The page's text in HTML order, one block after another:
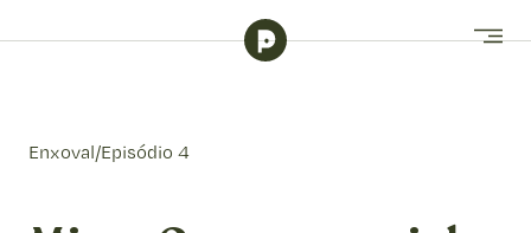
Enxoval/Episódio 4